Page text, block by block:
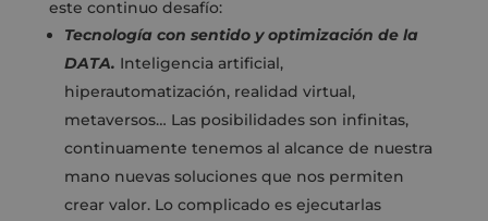
este continuo desafío:
Tecnología con sentido y optimización de la
DATA. Inteligencia artificial,
hiperautomatización, realidad virtual,
metaversos… Las posibilidades son infinitas,
continuamente tenemos al alcance de nuestra
mano nuevas soluciones que nos permiten
crear valor. Lo complicado es ejecutarlas